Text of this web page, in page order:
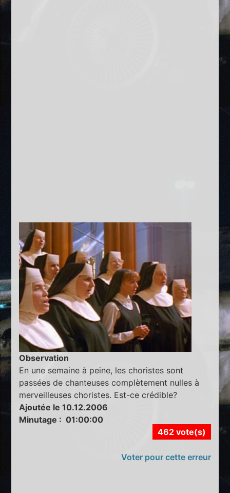
Observation
En une semaine à peine, les choristes sont
passées de chanteuses complètement nulles à
merveilleuses choristes. Est-ce crédible?
Ajoutée le 10.12.2006
Minutage : 01:00:00
462 vote(s)
Voter pour cette erreur